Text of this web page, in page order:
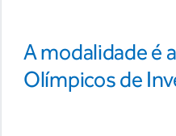
A modalidade é
Olímpicos de